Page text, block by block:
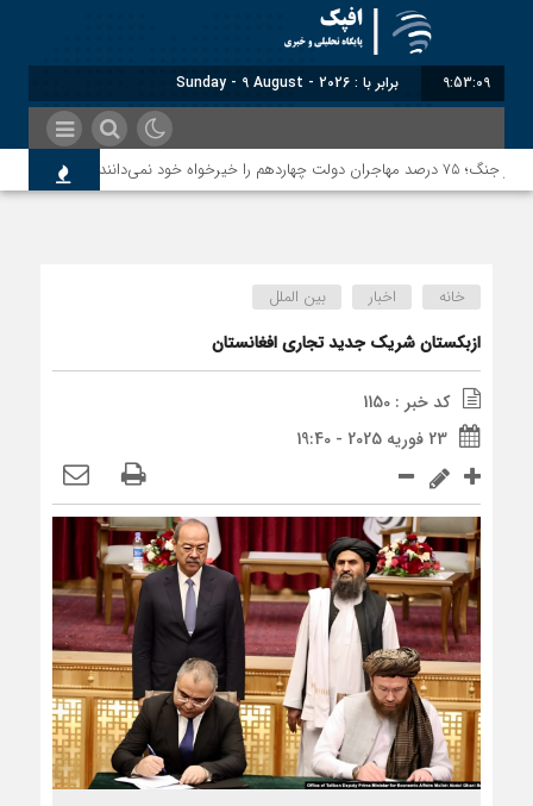
9:53:10 برابر با : Sunday - 9 August - 2026
خانه اخبار بین الملل
ازبکستان شریک جدید تجاری افغانستان
کد خبر : 1150
23 فوریه 2025 - 19:40